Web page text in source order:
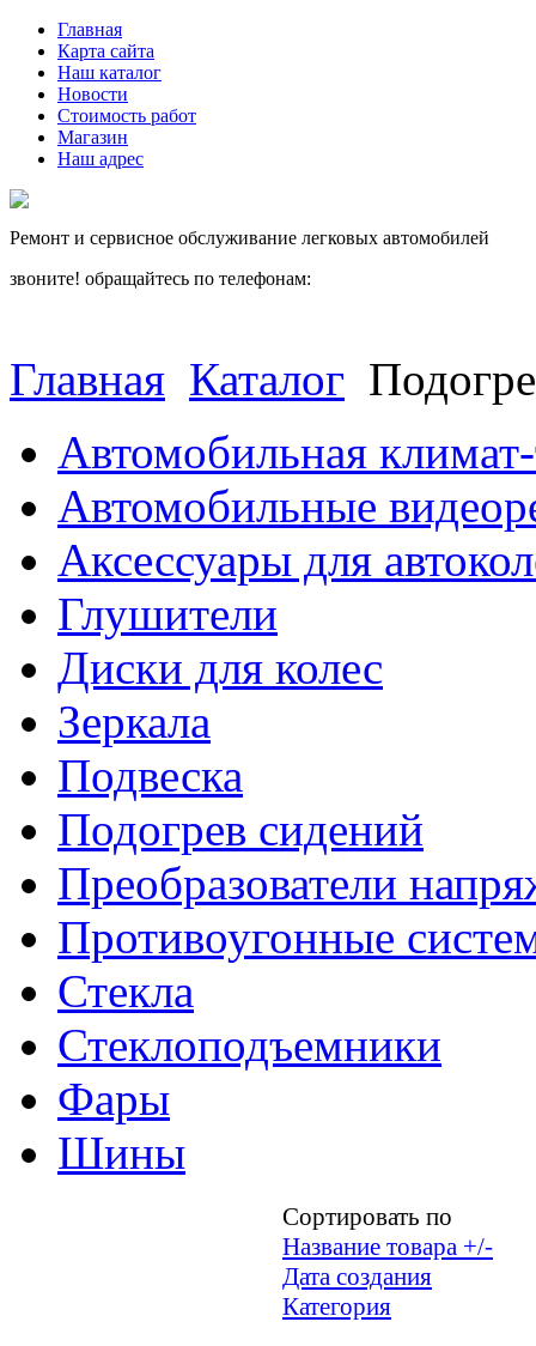
Главная
Карта сайта
Наш каталог
Новости
Стоимость работ
Магазин
Наш адрес
Ремонт и сервисное обслуживание легковых автомобилей
звоните! обращайтесь по телефонам:
Главная Каталог
Автомобильная
Автомобильные
Аксессуары для
Глушители
Диски для колес
Зеркала
Подвеска
Подогрев сидений
Преобразователи
Противоугонные
Стекла
Стеклоподъемники
Фары
Шины
Сортировать по
Название товара +/-
Дата создания
Категория